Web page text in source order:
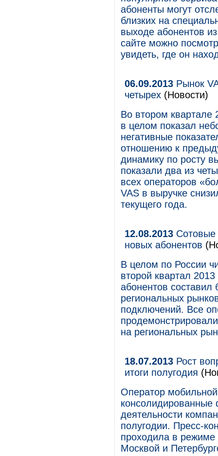
абоненты могут
близких на
выходе абонентов
сайте можно
увидеть, где он
06.09.2013 Рынок
четырех (Новости)
Во втором квартале
в целом показал
негативные
отношению к
динамику по росту
показали два из
всех операторов
VAS в выручке
текущего года.
12.08.2013 Сотовые
новых абонентов
В целом по России
второй квартал
абонентов
региональных
подключений. Все
на региональных
18.07.2013 Рост
итоги полугодия
Оператор
консолидированные
деятельности
полугодии. Пресс-
проходила в режиме
Москвой и